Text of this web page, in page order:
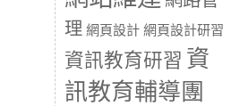
理 網頁設計 網頁設計研習
資訊教育研習 資
訊教育輔導團